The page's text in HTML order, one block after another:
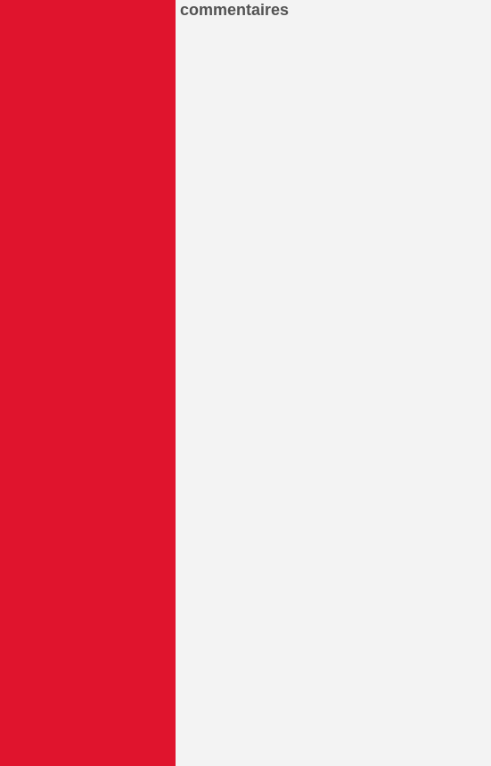
commentaires